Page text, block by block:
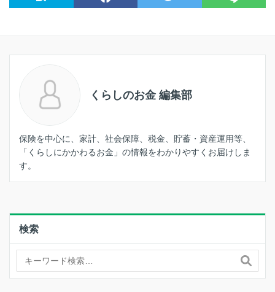
くらしのお金 編集部
保険を中心に、家計、社会保障、税金、貯蓄・資産運用等、
「くらしにかかわるお金」の情報をわかりやすくお届けしま
す。
検索